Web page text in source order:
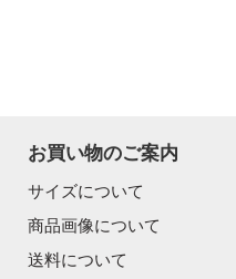
お買い物のご案内
サイズについて
商品画像について
送料について